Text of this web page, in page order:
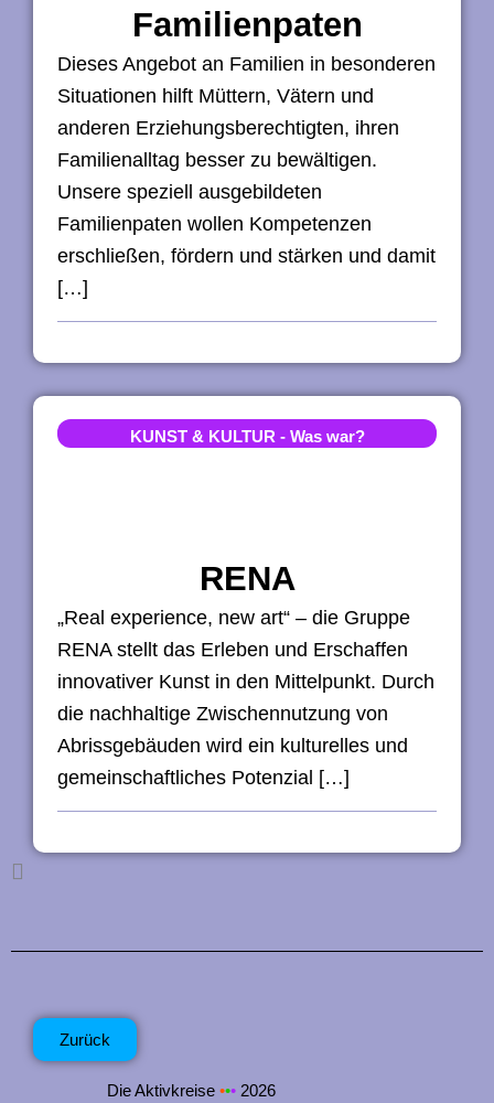
Familienpaten
Dieses Angebot an Familien in besonderen
Situationen hilft Müttern, Vätern und
anderen Erziehungsberechtigten, ihren
Familienalltag besser zu bewältigen.
Unsere speziell ausgebildeten
Familienpaten wollen Kompetenzen
erschließen, fördern und stärken und damit
[…]
RENA
„Real experience, new art“ – die Gruppe
RENA stellt das Erleben und Erschaffen
innovativer Kunst in den Mittelpunkt. Durch
die nachhaltige Zwischennutzung von
Abrissgebäuden wird ein kulturelles und
gemeinschaftliches Potenzial […]
KUNST & KULTUR - Was war?
Zurück
Die Aktivkreise •••2026